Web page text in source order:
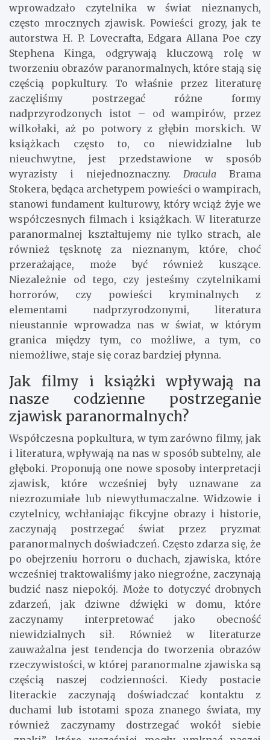
wprowadzało czytelnika w świat nieznanych,
często mrocznych zjawisk. Powieści grozy, jak te
autorstwa H. P. Lovecrafta, Edgara Allana Poe czy
Stephena Kinga, odgrywają kluczową rolę w
tworzeniu obrazów paranormalnych, które stają się
częścią popkultury. To właśnie przez literaturę
zaczęliśmy postrzegać różne formy
nadprzyrodzonych istot – od wampirów, przez
wilkołaki, aż po potwory z głębin morskich. W
książkach często to, co niewidzialne lub
nieuchwytne, jest przedstawione w sposób
wyrazisty i niejednoznaczny. Dracula Brama
Stokera, będąca archetypem powieści o wampirach,
stanowi fundament kulturowy, który wciąż żyje we
współczesnych filmach i książkach. W literaturze
paranormalnej kształtujemy nie tylko strach, ale
również tęsknotę za nieznanym, które, choć
przerażające, może być również kuszące.
Niezależnie od tego, czy jesteśmy czytelnikami
horrorów, czy powieści kryminalnych z
elementami nadprzyrodzonymi, literatura
nieustannie wprowadza nas w świat, w którym
granica między tym, co możliwe, a tym, co
niemożliwe, staje się coraz bardziej płynna.
Jak filmy i książki wpływają na
nasze codzienne postrzeganie
zjawisk paranormalnych?
Współczesna popkultura, w tym zarówno filmy, jak
i literatura, wpływają na nas w sposób subtelny, ale
głęboki. Proponują one nowe sposoby interpretacji
zjawisk, które wcześniej były uznawane za
niezrozumiałe lub niewytłumaczalne. Widzowie i
czytelnicy, wchłaniając fikcyjne obrazy i historie,
zaczynają postrzegać świat przez pryzmat
paranormalnych doświadczeń. Często zdarza się, że
po obejrzeniu horroru o duchach, zjawiska, które
wcześniej traktowaliśmy jako niegroźne, zaczynają
budzić nasz niepokój. Może to dotyczyć drobnych
zdarzeń, jak dziwne dźwięki w domu, które
zaczynamy interpretować jako obecność
niewidzialnych sił. Również w literaturze
zauważalna jest tendencja do tworzenia obrazów
rzeczywistości, w której paranormalne zjawiska są
częścią naszej codzienności. Kiedy postacie
literackie zaczynają doświadczać kontaktu z
duchami lub istotami spoza znanego świata, my
również zaczynamy dostrzegać wokół siebie